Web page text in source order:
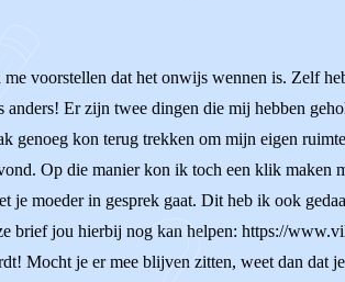
voorstellen dat het onwijs wennen is. Zelf
Er zijn twee dingen die mij hebben
genoeg kon terug trekken om mijn eigen
Op die manier kon ik toch een klik
je moeder in gesprek gaat. Dit heb ik ook
brief jou hierbij nog kan helpen: https://
Mocht je er mee blijven zitten, weet dan dat